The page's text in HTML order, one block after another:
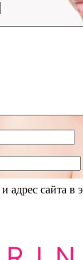
адрес сайта